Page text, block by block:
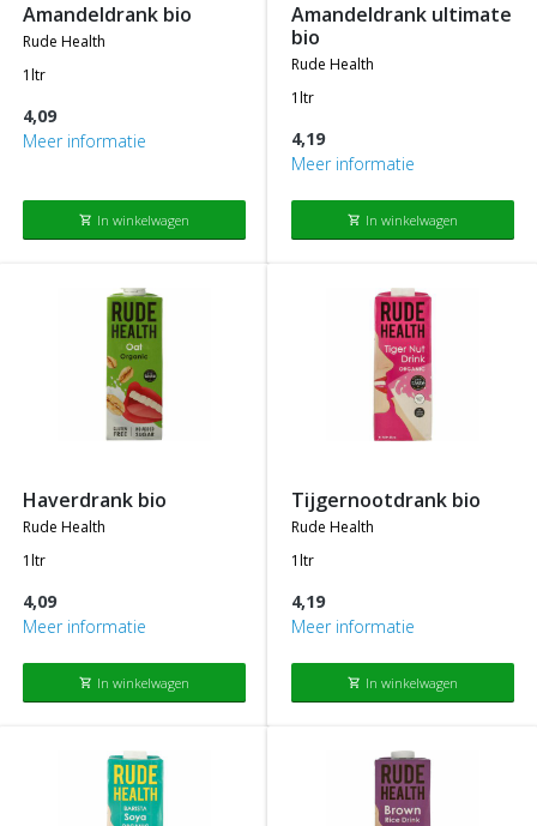
amandeldrank bio
rude health
1ltr
4,09
Meer informatie
shopping_cart In winkelwagen
amandeldrank ultimate
bio
rude health
1ltr
4,19
Meer informatie
shopping_cart In winkelwagen
haverdrank bio
rude health
1ltr
4,09
Meer informatie
shopping_cart In winkelwagen
tijgernootdrank bio
rude health
1ltr
4,19
Meer informatie
shopping_cart In winkelwagen